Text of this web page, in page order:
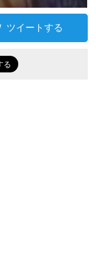
ツイートする